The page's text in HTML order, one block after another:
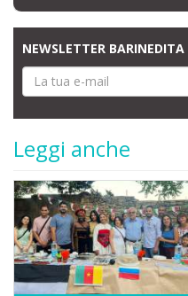
NEWSLETTER BARINEDITA
Leggi anche